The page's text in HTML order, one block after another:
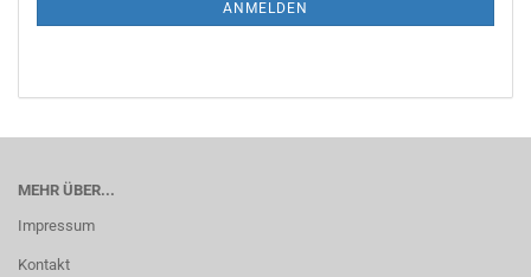
ANMELDEN
MEHR ÜBER...
Impressum
Kontakt